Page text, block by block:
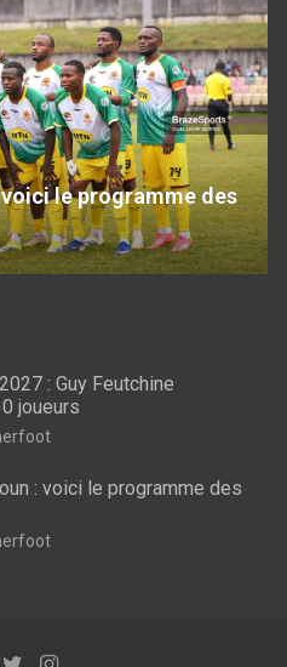
le programme des
: Guy Feutchine
joueurs
: voici le programme des